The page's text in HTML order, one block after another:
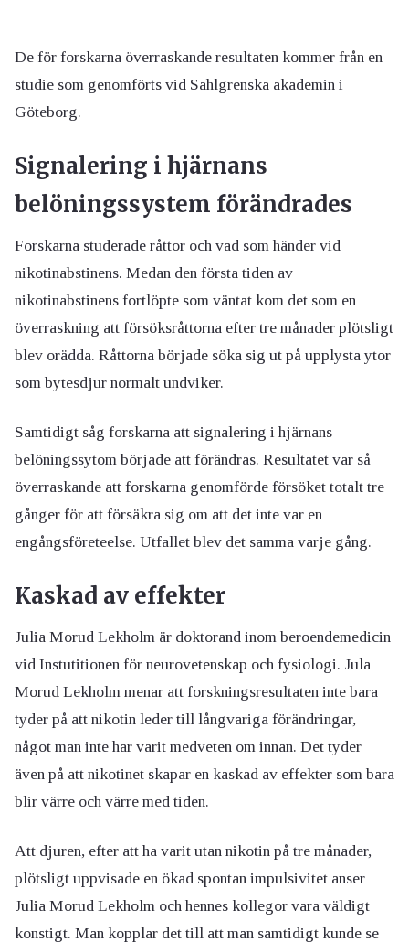
De för forskarna överraskande resultaten kommer från en
studie som genomförts vid Sahlgrenska akademin i
Göteborg.
Signalering i hjärnans
belöningssystem förändrades
Forskarna studerade råttor och vad som händer vid
nikotinabstinens. Medan den första tiden av
nikotinabstinens fortlöpte som väntat kom det som en
överraskning att försöksråttorna efter tre månader plötsligt
blev orädda. Råttorna började söka sig ut på upplysta ytor
som bytesdjur normalt undviker.
Samtidigt såg forskarna att signalering i hjärnans
belöningssytom började att förändras. Resultatet var så
överraskande att forskarna genomförde försöket totalt tre
gånger för att försäkra sig om att det inte var en
engångsföreteelse. Utfallet blev det samma varje gång.
Kaskad av effekter
Julia Morud Lekholm är doktorand inom beroendemedicin
vid Instutitionen för neurovetenskap och fysiologi. Jula
Morud Lekholm menar att forskningsresultaten inte bara
tyder på att nikotin leder till långvariga förändringar,
något man inte har varit medveten om innan. Det tyder
även på att nikotinet skapar en kaskad av effekter som bara
blir värre och värre med tiden.
Att djuren, efter att ha varit utan nikotin på tre månader,
plötsligt uppvisade en ökad spontan impulsivitet anser
Julia Morud Lekholm och hennes kollegor vara väldigt
konstigt. Man kopplar det till att man samtidigt kunde se